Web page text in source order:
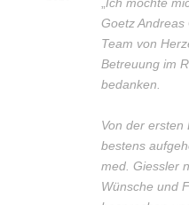
Goetz
Team von
Betreuung im
bedanken.
Von der ersten
bestens
med. Giessler
Wünsche und